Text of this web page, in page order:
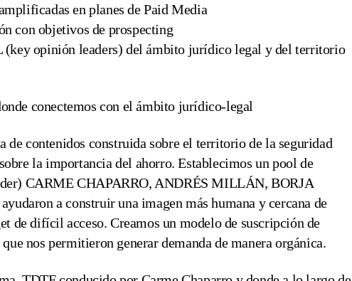
en planes de Paid Media
con objetivos de prospecting
opinión leaders) del ámbito jurídico legal y del territorio
conectemos con el ámbito jurídico-legal
de contenidos construida sobre el territorio de la seguridad
la importancia del ahorro. Establecimos un pool de
CARME CHAPARRO, ANDRÉS MILLÁN, BORJA
a construir una imagen más humana y cercana de
de difícil acceso. Creamos un modelo de suscripción de
nos permitieron generar demanda de manera orgánica.